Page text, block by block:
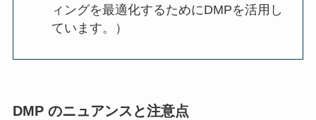
ィングを最適化するためにDMPを活用し
ています。）
DMP のニュアンスと注意点